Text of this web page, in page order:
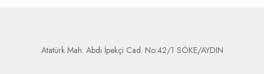
Atatürk Mah. Abdi İpekçi Cad. No:42/1 SÖKE/AYDIN